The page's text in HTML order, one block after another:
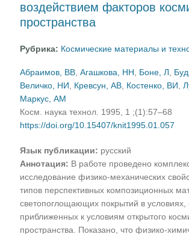
воздействием факторов
пространства
Рубрика: Космические материалы и
Абраимов, ВВ ,Агашкова, НН Боне, Л
Величко, НИ
Кревсун, АВ Костенко, ВИ ,
Маркус, АМ
Косм. наука технол. 1995, 1 ;(1):57–68
https://doi.org/10.15407/knit1995.01.057
Язык публикации: русский
Аннотация: В работе проведено
исследование физико-механических
типов перспективных композиционных
светопоглощающих покрытий в
приближенных к условиям открытого
пространства. Показано, что физико-